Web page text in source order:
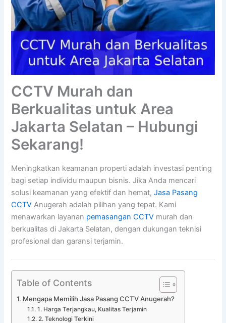
CCTV Murah dan
Berkualitas untuk Area
Jakarta Selatan – Hubungi
Sekarang!
Meningkatkan keamanan properti adalah investasi penting
bagi setiap individu maupun bisnis. Jika Anda mencari
solusi keamanan yang efektif dan hemat,Jasa Pasang
CCTV Anugerah adalah pilihan yang tepat. Kami
menawarkan layanan pemasangan CCTV murah dan
berkualitas di Jakarta Selatan, dengan dukungan teknisi
profesional dan garansi terjamin.
Table of Contents
Mengapa Memilih Jasa Pasang CCTV Anugerah?
1. Harga Terjangkau, Kualitas Terjamin
2. Teknologi Terkini